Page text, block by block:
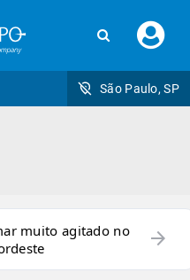
seu
São Paulo, SP
muito agitado no
arrow_forward